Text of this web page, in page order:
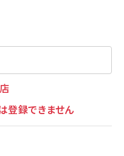
登録できません